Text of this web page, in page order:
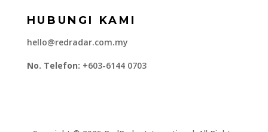
HUBUNGI KAMI
hello@redradar.com.my
No. Telefon: +603-6144 0703